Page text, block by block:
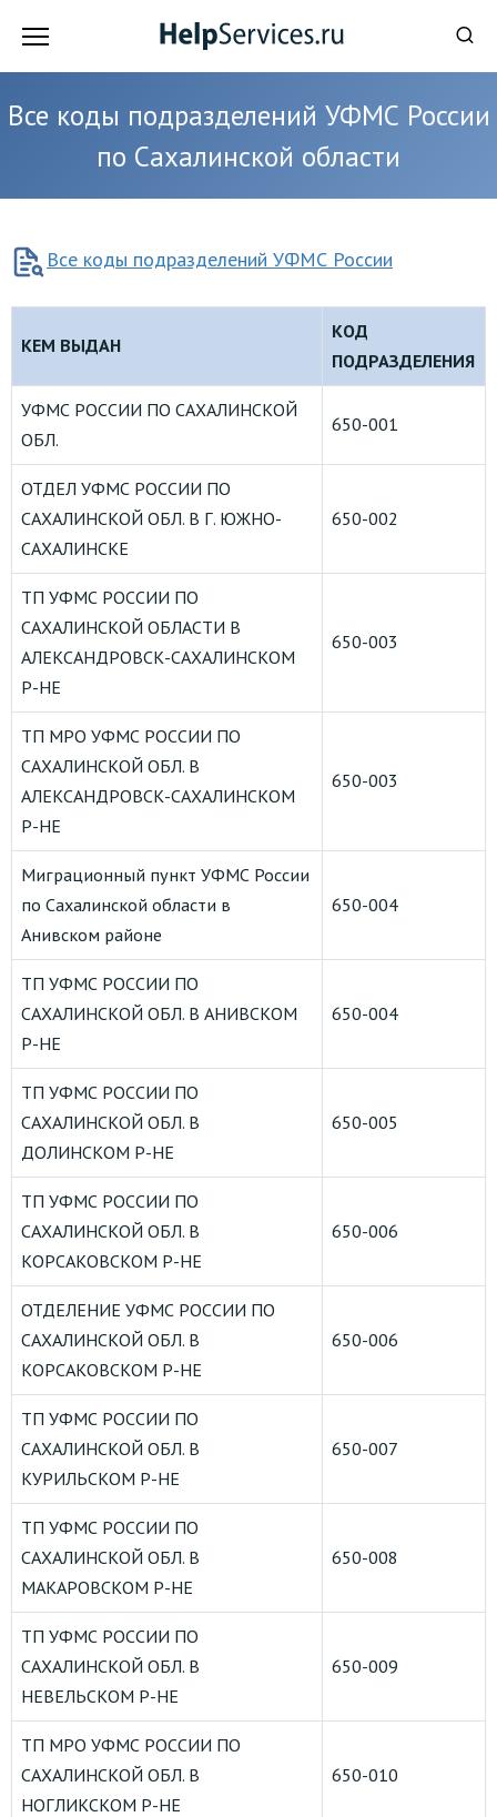
Все коды подразделений УФМС России
по Сахалинской области
Все коды подразделений УФМС России
КЕМ ВЫДАН
КОД
ПОДРАЗДЕЛЕНИЯ
УФМС РОССИИ ПО САХАЛИНСКОЙ
ОБЛ.
650-001
ОТДЕЛ УФМС РОССИИ ПО
САХАЛИНСКОЙ ОБЛ. В Г. ЮЖНО-
САХАЛИНСКЕ
650-002
ТП УФМС РОССИИ ПО
САХАЛИНСКОЙ ОБЛАСТИ В
АЛЕКСАНДРОВСК-САХАЛИНСКОМ
Р-НЕ
650-003
ТП МРО УФМС РОССИИ ПО
САХАЛИНСКОЙ ОБЛ. В
АЛЕКСАНДРОВСК-САХАЛИНСКОМ
Р-НЕ
650-003
Миграционный пункт УФМС России
по Сахалинской области в
Анивском районе
650-004
ТП УФМС РОССИИ ПО
САХАЛИНСКОЙ ОБЛ. В АНИВСКОМ
Р-НЕ
650-004
ТП УФМС РОССИИ ПО
САХАЛИНСКОЙ ОБЛ. В
ДОЛИНСКОМ Р-НЕ
650-005
ТП УФМС РОССИИ ПО
САХАЛИНСКОЙ ОБЛ. В
КОРСАКОВСКОМ Р-НЕ
650-006
ОТДЕЛЕНИЕ УФМС РОССИИ ПО
САХАЛИНСКОЙ ОБЛ. В
КОРСАКОВСКОМ Р-НЕ
650-006
ТП УФМС РОССИИ ПО
САХАЛИНСКОЙ ОБЛ. В
КУРИЛЬСКОМ Р-НЕ
650-007
ТП УФМС РОССИИ ПО
САХАЛИНСКОЙ ОБЛ. В
МАКАРОВСКОМ Р-НЕ
650-008
ТП УФМС РОССИИ ПО
САХАЛИНСКОЙ ОБЛ. В
НЕВЕЛЬСКОМ Р-НЕ
650-009
ТП МРО УФМС РОССИИ ПО
САХАЛИНСКОЙ ОБЛ. В
НОГЛИКСКОМ Р-НЕ
650-010